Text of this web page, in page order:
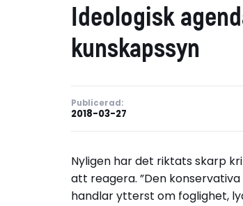
Ideologisk
kunskapssyn
Publicerad:
2018-03-27
Nyligen har det riktats skarp
att reagera. ”Den
handlar ytterst om foglighet,